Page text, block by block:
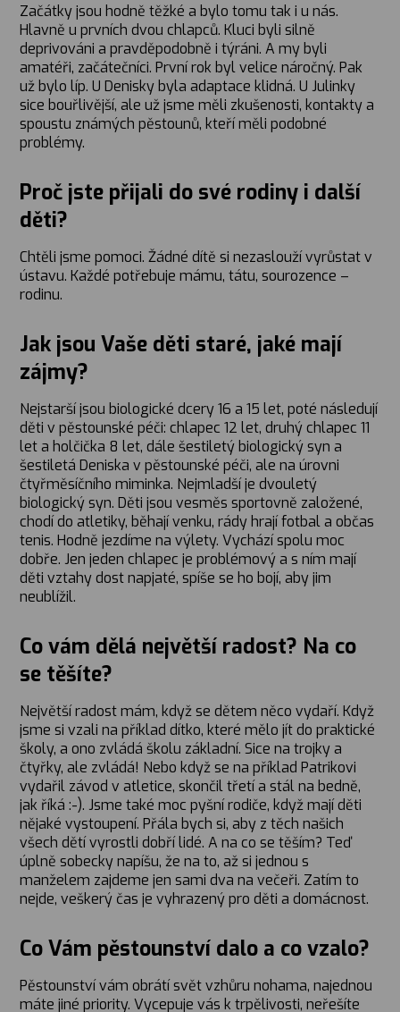
Začátky jsou hodně těžké a bylo tomu tak i u nás.
Hlavně u prvních dvou chlapců. Kluci byli silně
deprivováni a pravděpodobně i týráni. A my byli
amatéři, začátečníci. První rok byl velice náročný. Pak
už bylo líp. U Denisky byla adaptace klidná. U Julinky
sice bouřlivější, ale už jsme měli zkušenosti, kontakty a
spoustu známých pěstounů, kteří měli podobné
problémy.
Proč jste přijali do své rodiny i další
děti?
Chtěli jsme pomoci. Žádné dítě si nezaslouží vyrůstat v
ústavu. Každé potřebuje mámu, tátu, sourozence –
rodinu.
Jak jsou Vaše děti staré, jaké mají
zájmy?
Nejstarší jsou biologické dcery 16 a 15 let, poté následují
děti v pěstounské péči: chlapec 12 let, druhý chlapec 11
let a holčička 8 let, dále šestiletý biologický syn a
šestiletá Deniska v pěstounské péči, ale na úrovni
čtyřměsíčního miminka. Nejmladší je dvouletý
biologický syn. Děti jsou vesměs sportovně založené,
chodí do atletiky, běhají venku, rády hrají fotbal a občas
tenis. Hodně jezdíme na výlety. Vychází spolu moc
dobře. Jen jeden chlapec je problémový a s ním mají
děti vztahy dost napjaté, spíše se ho bojí, aby jim
neublížil.
Co vám dělá největší radost? Na co
se těšíte?
Největší radost mám, když se dětem něco vydaří. Když
jsme si vzali na příklad dítko, které mělo jít do praktické
školy, a ono zvládá školu základní. Sice na trojky a
čtyřky, ale zvládá! Nebo když se na příklad Patrikovi
vydařil závod v atletice, skončil třetí a stál na bedně,
jak říká :-). Jsme také moc pyšní rodiče, když mají děti
nějaké vystoupení. Přála bych si, aby z těch našich
všech dětí vyrostli dobří lidé. A na co se těším? Teď
úplně sobecky napíšu, že na to, až si jednou s
manželem zajdeme jen sami dva na večeři. Zatím to
nejde, veškerý čas je vyhrazený pro děti a domácnost.
Co Vám pěstounství dalo a co vzalo?
Pěstounství vám obrátí svět vzhůru nohama, najednou
máte jiné priority. Vycepuje vás k trpělivosti, neřešíte